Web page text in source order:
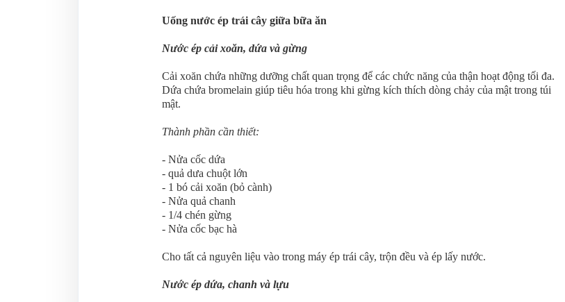
Uống nước ép trái cây giữa bữa ăn
Nước ép cải xoăn, dứa và gừng
Cải xoăn chứa những dưỡng chất quan trọng để các chức năng của thận hoạt động tối đa.
Dứa chứa bromelain giúp tiêu hóa trong khi gừng kích thích dòng chảy của mật trong túi
mật.
Thành phần cần thiết:
- Nửa cốc dứa
- quả dưa chuột lớn
- 1 bó cải xoăn (bỏ cành)
- Nửa quả chanh
- 1/4 chén gừng
- Nửa cốc bạc hà
Cho tất cả nguyên liệu vào trong máy ép trái cây, trộn đều và ép lấy nước.
Nước ép dứa, chanh và lựu